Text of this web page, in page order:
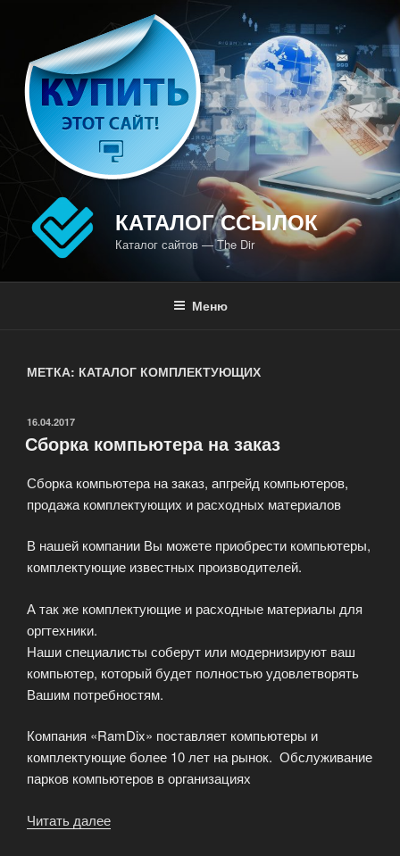
содержимому
КАТАЛОГ ССЫЛОК
Каталог сайтов — The Dir
Меню
МЕТКА: КАТАЛОГ КОМПЛЕКТУЮЩИХ
ОПУБЛИКОВАНО
16.04.2017
Сборка компьютера на заказ
Сборка компьютера на заказ, апгрейд компьютеров,
продажа комплектующих и расходных материалов
В нашей компании Вы можете приобрести компьютеры,
комплектующие известных производителей.
А так же комплектующие и расходные материалы для
оргтехники.
Наши специалисты соберут или модернизируют ваш
компьютер, который будет полностью удовлетворять
Вашим потребностям.
Компания «RamDix» поставляет компьютеры и
комплектующие более 10 лет на рынок. Обслуживание
парков компьютеров в организациях
Читать далее